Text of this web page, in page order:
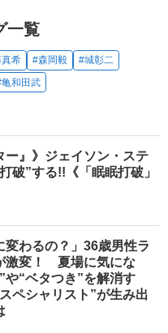
一覧
希 #森岡毅
#城彰二
和田武
ー』》ジェイソン・ステ
破”する!!《「眠眠打破」
変わるの？」36歳男性ラ
激変！ 夏場に気にな
や“ベタつき”を解消す
ペシャリスト”が生み出